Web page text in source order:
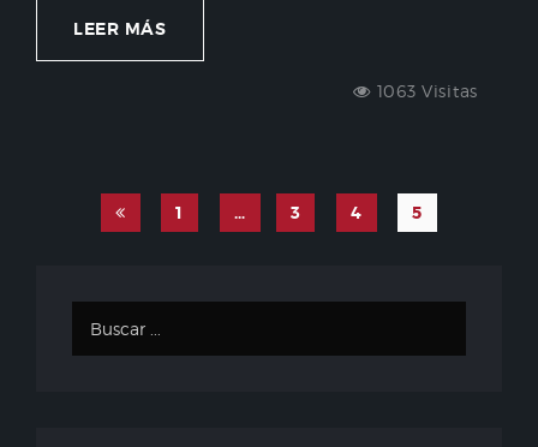
LEER MÁS
1063 Visitas
1 … 3 4 5